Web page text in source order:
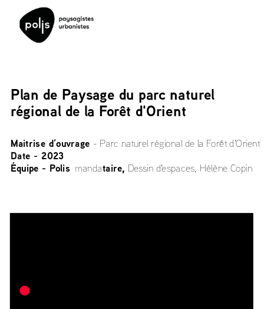
Plan de Paysage du parc naturel
régional de la Forêt d'Orient
Maitrise d’ouvrage - Parc naturel régional de la Forêt d'Orient
Date - 2023
Équipe - Polis
  manda
taire, Dessin d'espaces, Hélène Copin